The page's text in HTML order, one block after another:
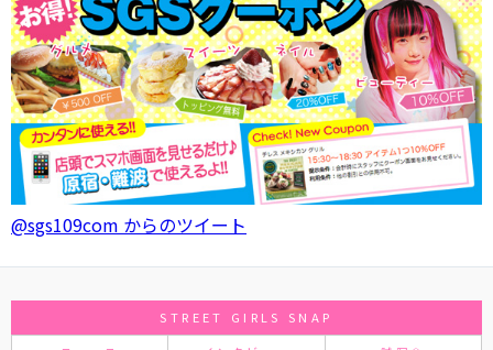
@sgs109com からのツイート
STREET GIRLS SNAP